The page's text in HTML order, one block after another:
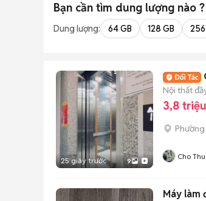
Bạn cần tìm dung lượng nào ?
Dung lượng: 64 GB 128 GB 256
25 giây trước 9
Nội thất
3,8
Cho
Máy làm